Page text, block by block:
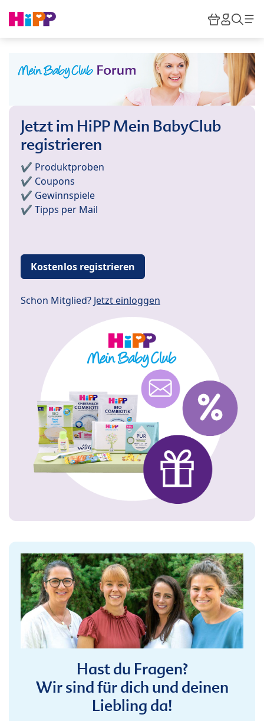
HiPP
Jetzt im HiPP Mein BabyClub
registrieren
✔️ Produktproben
✔️ Coupons
✔️ Gewinnspiele
✔️ Tipps per Mail
Kostenlos registrieren
Schon Mitglied? Jetzt einloggen
Hast du Fragen?
Wir sind für dich und deinen
Liebling da!